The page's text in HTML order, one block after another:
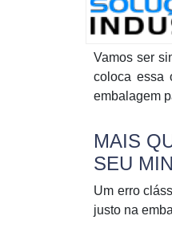
Vamos ser
coloca essa
embalagem
MAIS
SEU
Um erro
justo na